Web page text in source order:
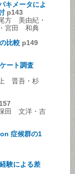
メータによ
p143
方 美由紀・
宮田 和典
比較 p149
ート調査
晋吾・杉
田 文洋・吉
症候群の1
験による差